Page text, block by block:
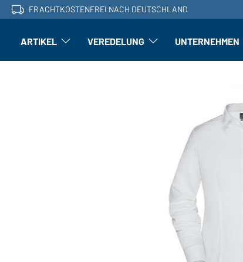
FRACHTKOSTENFREI NACH DEUTSCHLAND
ARTIKEL Artikel: Untermenü öffnen
VEREDELUNG Veredelung: Untermenü öffnen
UNTERNEHMEN